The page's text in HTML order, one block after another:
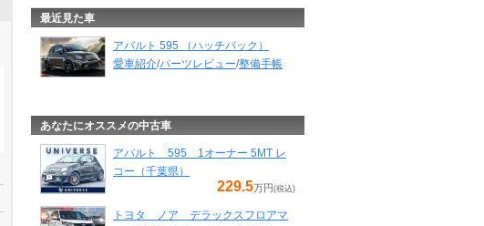
最近見た車
アバルト 595 （ハッチバック）
愛車紹介/パーツレビュー/整備手帳
あなたにオススメの中古車
アバルト 595 1オーナー 5MT レ
コー（千葉県）
229.5万円 (税込)
トヨタ ノア デラックスフロアマ